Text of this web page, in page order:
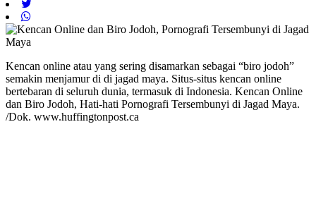
Kencan online atau yang sering disamarkan sebagai “biro jodoh”
semakin menjamur di di jagad maya. Situs-situs kencan online
bertebaran di seluruh dunia, termasuk di Indonesia. Kencan Online
dan Biro Jodoh, Hati-hati Pornografi Tersembunyi di Jagad Maya.
/Dok. www.huffingtonpost.ca